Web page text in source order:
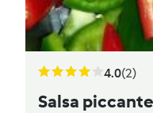
4.0(2)
Salsa